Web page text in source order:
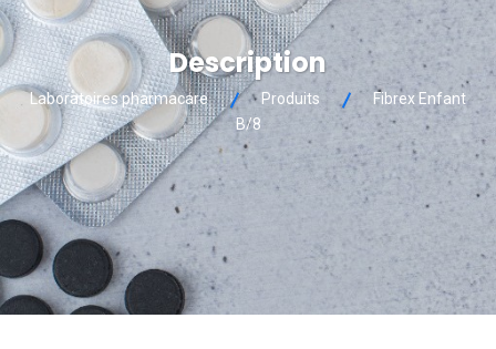
Description
Laboratoires pharmacare Produits
Fibrex Enfant
B/8